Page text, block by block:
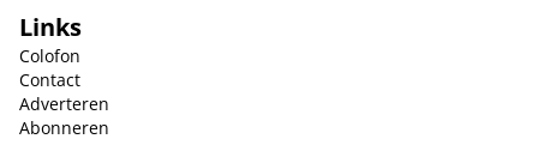
Links
Colofon
Contact
Adverteren
Abonneren